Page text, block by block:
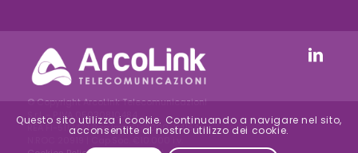
© Copyright ArcoLink Telecomunicazioni
S.r.l. - P.IVA 05030810484
REA FI-511747 | Reg.Imp. FI-2000-24154 –
Questo sito utilizza i cookie. Continuando a navigare nel sito,
acconsentite al nostro utilizzo dei cookie.